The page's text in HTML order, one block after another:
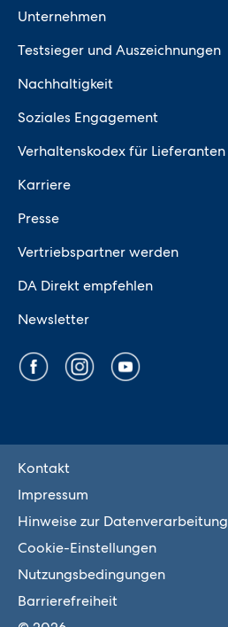
Unternehmen
Testsieger und Auszeichnungen
Nachhaltigkeit
Soziales Engagement
Verhaltenskodex für Lieferanten
Karriere
Presse
Vertriebspartner werden
DA Direkt empfehlen
Newsletter
Kontakt
Impressum
Hinweise zur Datenverarbeitung
Cookie-Einstellungen
Nutzungsbedingungen
Barrierefreiheit